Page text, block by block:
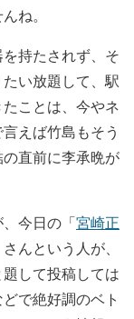
ね。
持たされず、そ
い放題して、駅
ことは、今やネ
えば竹島もそう
直前に李承晩が
今日の「宮崎正
んという人が、
して投稿しては
で絶好調のベト